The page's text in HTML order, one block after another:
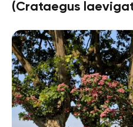
(Crataegus